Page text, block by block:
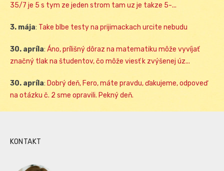
35/7 je 5 s tym ze jeden strom tam uz je takze 5-...
3. mája: Take blbe testy na prijimackach urcite nebudu
30. apríla: Áno, prílišný dôraz na matematiku môže vyvíjať
značný tlak na študentov, čo môže viesť k zvýšenej úz...
30. apríla: Dobrý deň, Fero, máte pravdu, ďakujeme, odpoveď
na otázku č. 2 sme opravili. Pekný deň.
KONTAKT